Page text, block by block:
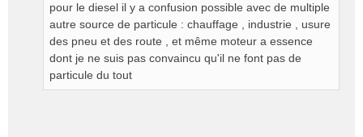
pour le diesel il y a confusion possible avec de multiple
autre source de particule : chauffage , industrie , usure
des pneu et des route , et même moteur a essence
dont je ne suis pas convaincu qu'il ne font pas de
particule du tout